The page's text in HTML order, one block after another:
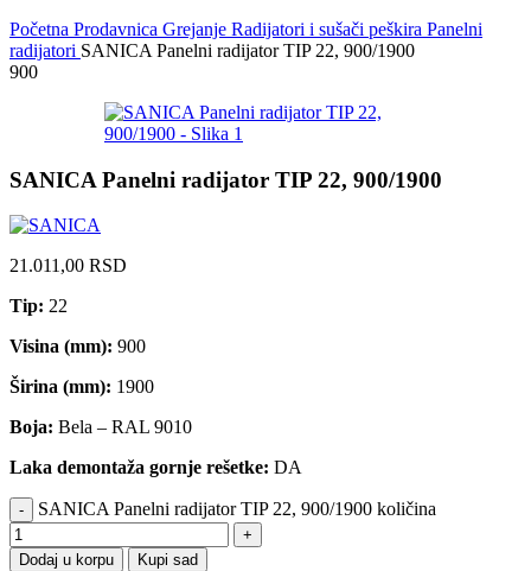
Početna Prodavnica Grejanje Radijatori i sušači peškira Panelni
radijatori SANICA Panelni radijator TIP 22, 900/1900
900
SANICA Panelni radijator TIP 22, 900/1900
21.011,00 RSD
Tip: 22
Visina (mm): 900
Širina (mm): 1900
Boja: Bela – RAL 9010
Laka demontaža gornje rešetke: DA
SANICA Panelni radijator TIP 22, 900/1900 količina
Dodaj u korpu Kupi sad